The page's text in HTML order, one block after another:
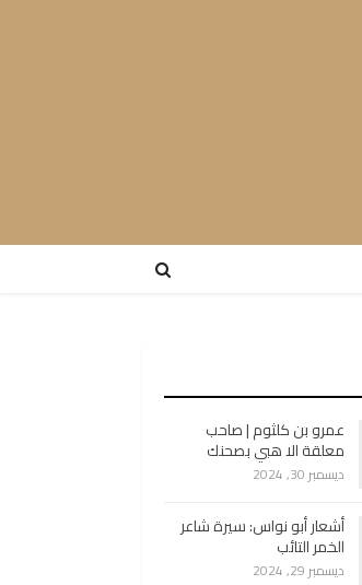
عمرو بن كلثوم | صاحب
معلقة الا هبي بصحنك
ديسمبر 30, 2024
أشعار أبو نواس: سيرة شاعر
الخمر التائب
ديسمبر 29, 2024